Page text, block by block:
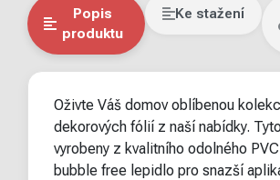
Popis
produktu
Ke stažení
Oživte Váš domov oblíbenou
dekorových fólií z naší nabídky.
vyrobeny z kvalitního odolného
bubble free lepidlo pro snazší